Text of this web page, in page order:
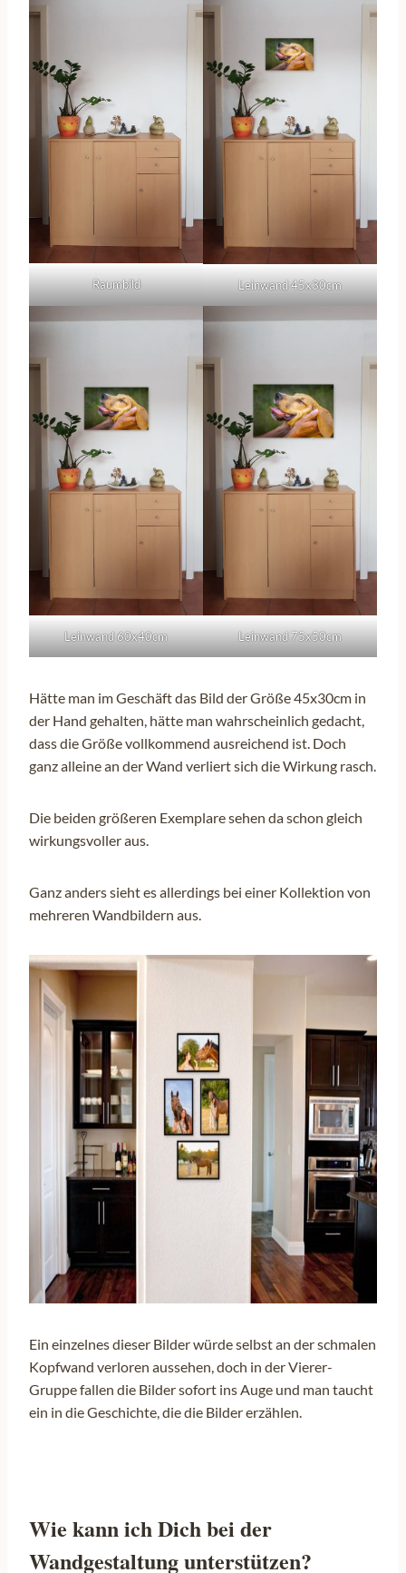
Raumbild Leinwand 45x30cm
Leinwand 60x40cm Leinwand 75x50cm
Hätte man im Geschäft das Bild der Größe 45x30cm in
der Hand gehalten, hätte man wahrscheinlich gedacht,
dass die Größe vollkommend ausreichend ist. Doch
ganz alleine an der Wand verliert sich die Wirkung rasch.
Die beiden größeren Exemplare sehen da schon gleich
wirkungsvoller aus.
Ganz anders sieht es allerdings bei einer Kollektion von
mehreren Wandbildern aus.
Ein einzelnes dieser Bilder würde selbst an der schmalen
Kopfwand verloren aussehen, doch in der Vierer-
Gruppe fallen die Bilder sofort ins Auge und man taucht
ein in die Geschichte, die die Bilder erzählen.
Wie kann ich Dich bei der
Wandgestaltung unterstützen?